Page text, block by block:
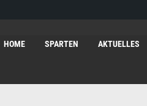
HOME SPARTEN AKTUELLES